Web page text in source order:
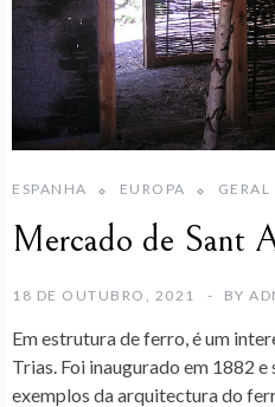
ESPANHA EUROPA GERAL
Mercado de Sant
18 DE OUTUBRO, 2021 BY
Em estrutura de ferro, é um
Trias. Foi inaugurado em 1882
exemplos da arquitectura do